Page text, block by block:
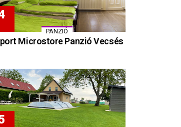
PANZIÓ
Microstore Panzió Vecsés